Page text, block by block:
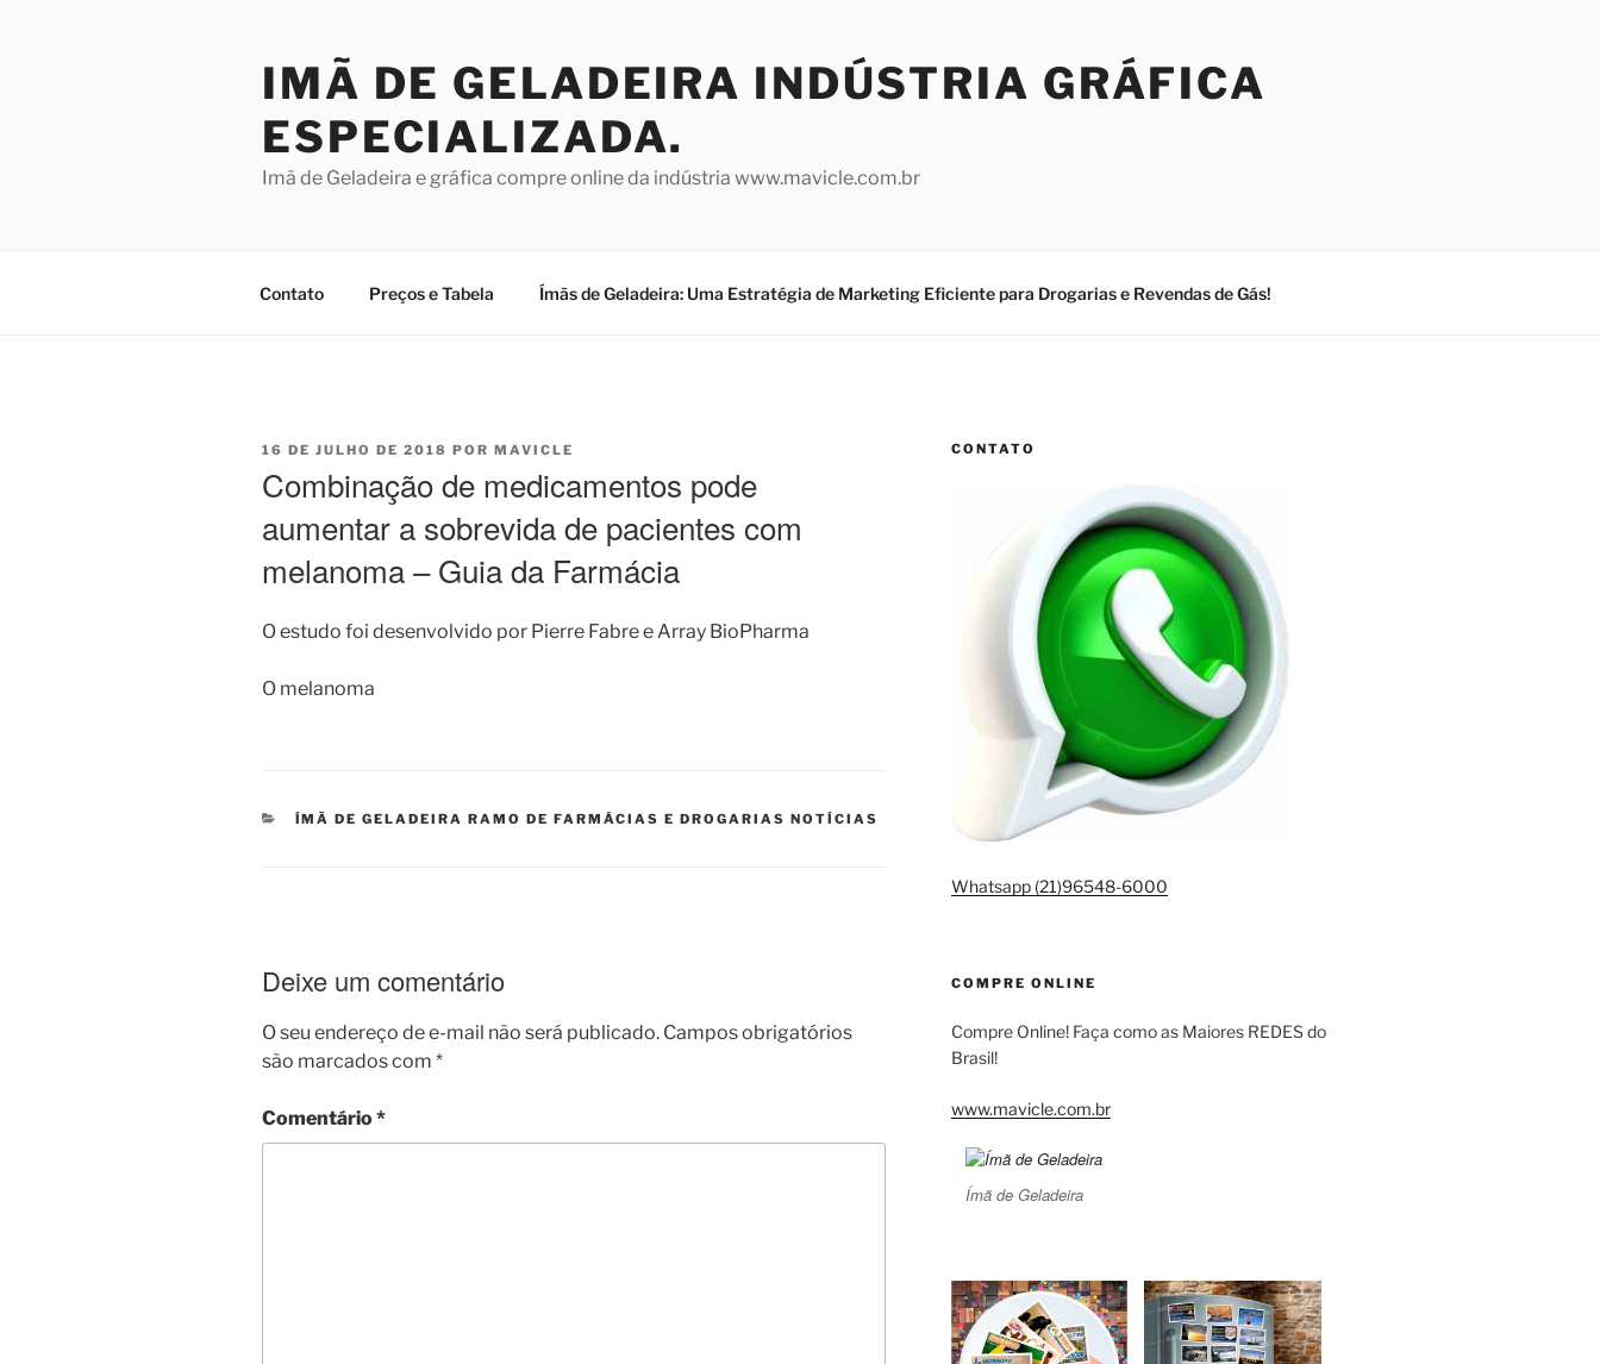
IMÃ DE GELADEIRA INDÚSTRIA GRÁFICA
ESPECIALIZADA.
Imã de Geladeira e gráfica compre online da indústria www.mavicle.com.br
Contato Preços e Tabela Ímãs de Geladeira: Uma Estratégia de Marketing Eficiente para Drogarias e Revendas de Gás!
PUBLICADO
16 DE JULHO DE 2018 POR MAVICLE
Combinação de medicamentos pode
aumentar a sobrevida de pacientes com
melanoma – Guia da Farmácia
O estudo foi desenvolvido por Pierre Fabre e Array BioPharma
O melanoma
CATEGORIAS
ÍMÃ DE GELADEIRA RAMO DE FARMÁCIAS E DROGARIAS NOTÍCIAS
Deixe um comentário
O seu endereço de e-mail não será publicado. Campos obrigatórios
são marcados com *
Comentário*
CONTATO
Whatsapp (21)96548-6000
COMPRE ONLINE
Compre Online! Faça como as Maiores REDES do
Brasil!
www.mavicle.com.br
Ímã de Geladeira